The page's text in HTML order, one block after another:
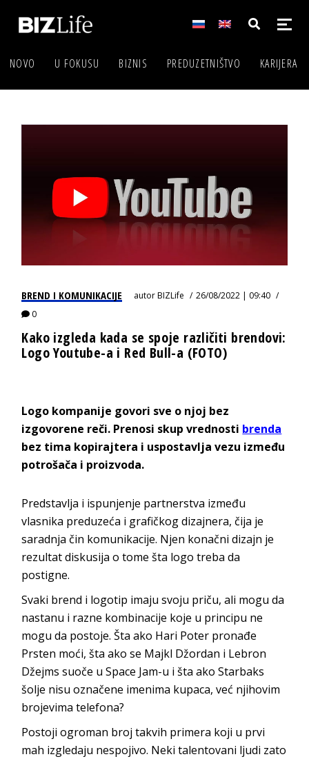
NOVO U FOKUSU BIZNIS PREDUZETNIŠTVO KARIJERA
BREND I KOMUNIKACIJE autorBIZLife
26/08/2022 | 09:40
0
Kako izgleda kada se spoje različiti brendovi:
Logo Youtube-a i Red Bull-a (FOTO)
Logo kompanije govori sve o njoj bez
izgovorene reči. Prenosi skup vrednosti brenda
bez tima kopirajtera i uspostavlja vezu između
potrošača i proizvoda.
Predstavlja i ispunjenje partnerstva između
vlasnika preduzeća i grafičkog dizajnera, čija je
saradnja čin komunikacije. Njen konačni dizajn je
rezultat diskusija o tome šta logo treba da
postigne.
Svaki brend i logotip imaju svoju priču, ali mogu da
nastanu i razne kombinacije koje u principu ne
mogu da postoje. Šta ako Hari Poter pronađe
Prsten moći, šta ako se Majkl Džordan i Lebron
Džejms suoče u Space Jam-u i šta ako Starbaks
šolje nisu označene imenima kupaca, već njihovim
brojevima telefona?
Postoji ogroman broj takvih primera koji u prvi
mah izgledaju nespojivo. Neki talentovani ljudi zato